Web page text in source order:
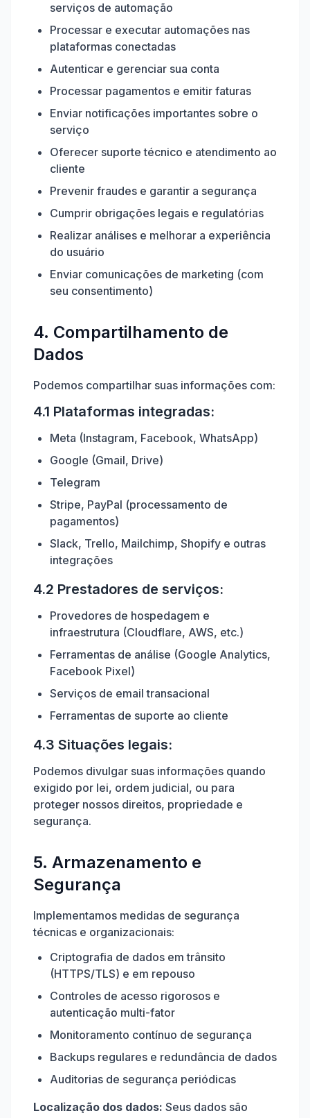
serviços de automação
Processar e executar automações nas
plataformas conectadas
Autenticar e gerenciar sua conta
Processar pagamentos e emitir faturas
Enviar notificações importantes sobre o
serviço
Oferecer suporte técnico e atendimento ao
cliente
Prevenir fraudes e garantir a segurança
Cumprir obrigações legais e regulatórias
Realizar análises e melhorar a experiência
do usuário
Enviar comunicações de marketing (com
seu consentimento)
4. Compartilhamento de
Dados
Podemos compartilhar suas informações com:
4.1 Plataformas integradas:
Meta (Instagram, Facebook, WhatsApp)
Google (Gmail, Drive)
Telegram
Stripe, PayPal (processamento de
pagamentos)
Slack, Trello, Mailchimp, Shopify e outras
integrações
4.2 Prestadores de serviços:
Provedores de hospedagem e
infraestrutura (Cloudflare, AWS, etc.)
Ferramentas de análise (Google Analytics,
Facebook Pixel)
Serviços de email transacional
Ferramentas de suporte ao cliente
4.3 Situações legais:
Podemos divulgar suas informações quando
exigido por lei, ordem judicial, ou para
proteger nossos direitos, propriedade e
segurança.
5. Armazenamento e
Segurança
Implementamos medidas de segurança
técnicas e organizacionais:
Criptografia de dados em trânsito
(HTTPS/TLS) e em repouso
Controles de acesso rigorosos e
autenticação multi-fator
Monitoramento contínuo de segurança
Backups regulares e redundância de dados
Auditorias de segurança periódicas
Localização dos dados: Seus dados são